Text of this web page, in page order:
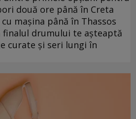
două ore până în Creta
mașina până în Thassos
finalul drumului te așteaptă
curate și seri lungi în